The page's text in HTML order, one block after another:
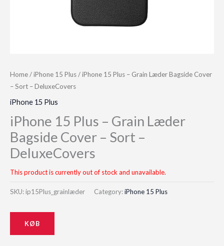
Home/iPhone 15 Plus/ iPhone 15 Plus – Grain Læder Bagside Cover
– Sort – DeluxeCovers
iPhone 15 Plus
iPhone 15 Plus – Grain Læder
Bagside Cover – Sort –
DeluxeCovers
This product is currently out of stock and unavailable.
SKU: ip15Plus_grainlæder Category:iPhone 15 Plus
KØB